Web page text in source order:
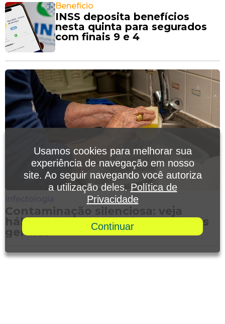
Benefício
INSS deposita benefícios
nesta quinta para segurados
com finais 9 e 4
Contaminação silenciosa: veja
hábitos comuns que favorecem os
germes
Usamos cookies para melhorar sua
experiência de navegação em nosso
site. Ao seguir navegando você autoriza
a utilização deles. Política de
Privacidade
Continuar